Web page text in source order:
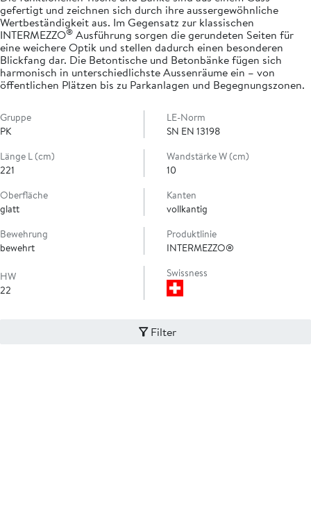
gefertigt und zeichnen sich durch ihre aussergewöhnliche
Wertbeständigkeit aus. Im Gegensatz zur klassischen
INTERMEZZO® Ausführung sorgen die gerundeten Seiten für
eine weichere Optik und stellen dadurch einen besonderen
Blickfang dar. Die Betontische und Betonbänke fügen sich
harmonisch in unterschiedlichste Aussenräume ein – von
öffentlichen Plätzen bis zu Parkanlagen und Begegnungszonen.
Gruppe
PK
LE-Norm
SN EN 13198
Länge L (cm)
221
Wandstärke W (cm)
10
Oberfläche
glatt
Kanten
vollkantig
Bewehrung
bewehrt
Produktlinie
INTERMEZZO®
HW
22
Swissness
Filter